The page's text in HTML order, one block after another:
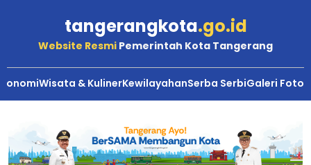
tangerangkota.go.id
Website Resmi Pemerintah Kota Tangerang
Wisata & KulinerKewilayahanSerba SerbiGaleri Foto